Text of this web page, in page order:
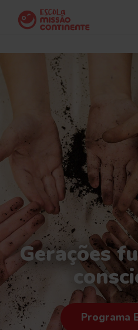
Gerações
Programa